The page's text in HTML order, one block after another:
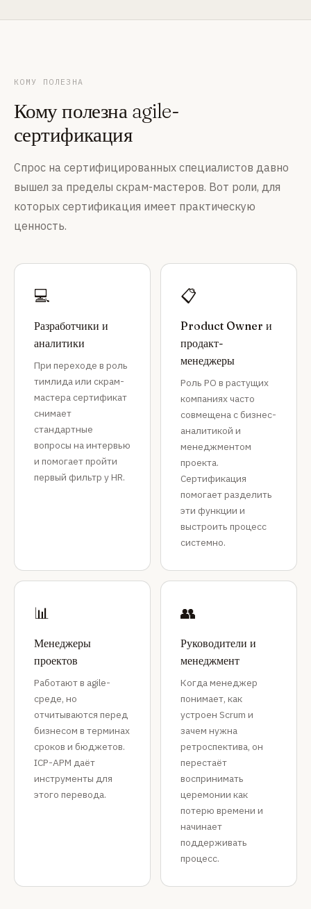
КОМУ ПОЛЕЗНА
Кому полезна agile-
сертификация
Спрос на сертифицированных специалистов давно
вышел за пределы скрам-мастеров. Вот роли, для
которых сертификация имеет практическую
ценность.
💻
Разработчики и
аналитики
При переходе в роль
тимлида или скрам-
мастера сертификат
снимает
стандартные
вопросы на интервью
и помогает пройти
первый фильтр у HR.
📋
Product Owner и
продакт-
менеджеры
Роль PO в растущих
компаниях часто
совмещена с бизнес-
аналитикой и
менеджментом
проекта.
Сертификация
помогает разделить
эти функции и
выстроить процесс
системно.
📊
Менеджеры
проектов
Работают в agile-
среде, но
отчитываются перед
бизнесом в терминах
сроков и бюджетов.
ICP-APM даёт
инструменты для
этого перевода.
👥
Руководители и
менеджмент
Когда менеджер
понимает, как
устроен Scrum и
зачем нужна
ретроспектива, он
перестаёт
воспринимать
церемонии как
потерю времени и
начинает
поддерживать
процесс.